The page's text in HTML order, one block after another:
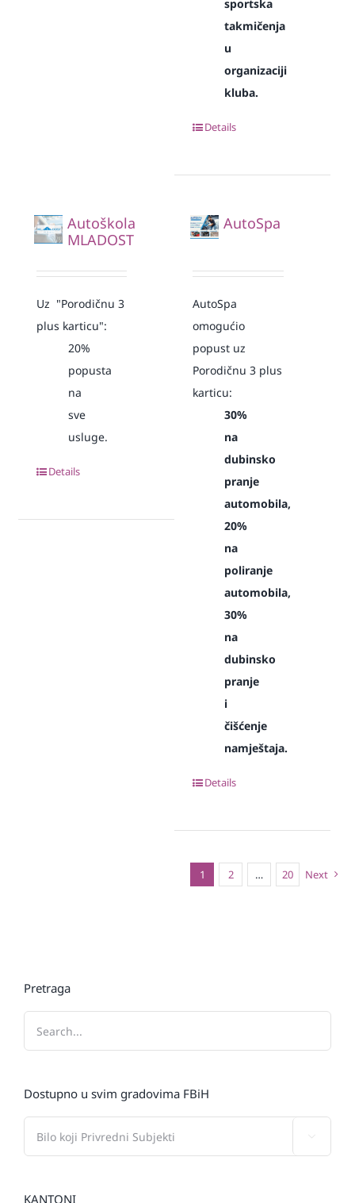
sportska
takmičenja
u
organizaciji
kluba.
Details
Autoškola
MLADOST
Uz "Porodičnu 3
plus karticu":
20%
popusta
na
sve
usluge.
Details
AutoSpa
AutoSpa
omogućio
popust uz
Porodičnu 3 plus
karticu:
30%
na
dubinsko
pranje
automobila,
20%
na
poliranje
automobila,
30%
na
dubinsko
pranje
i
čišćenje
namještaja.
Details
1 2 … 20 Next
Pretraga
Dostupno u svim gradovima FBiH
KANTONI